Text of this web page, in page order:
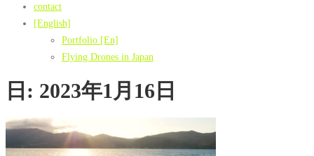
contact
[English]
Portfolio [En]
Flying Drones in Japan
日: 2023年1月16日